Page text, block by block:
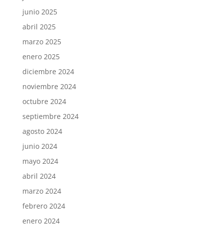
junio 2025
abril 2025
marzo 2025
enero 2025
diciembre 2024
noviembre 2024
octubre 2024
septiembre 2024
agosto 2024
junio 2024
mayo 2024
abril 2024
marzo 2024
febrero 2024
enero 2024